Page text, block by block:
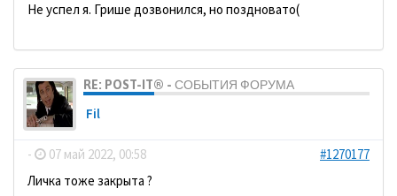
Не успел я. Грише дозвонился, но поздновато(
RE: POST-IT® - СОБЫТИЯ ФОРУМА
Fil
- 07 май 2022, 00:58
#1270177
Личка тоже закрыта ?